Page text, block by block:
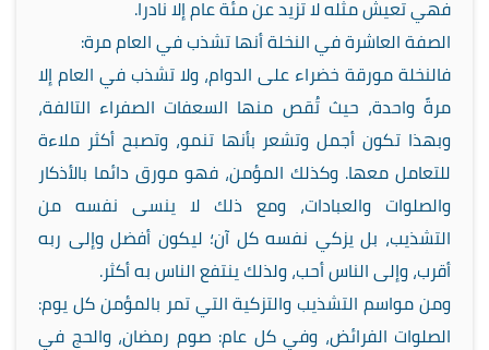
فهي تعيش مثله لا تزيد عن مئة عام إلا نادرا.
الصفة العاشرة في النخلة أنها تشذب في العام مرة:
فالنخلة مورقة خضراء على الدوام، ولا تشذب في العام إلا
مرةً واحدة، حيث تُقص منها السعفات الصفراء التالفة،
وبهذا تكون أجمل وتشعر بأنها تنمو، وتصبح أكثر ملاءة
للتعامل معها. وكذلك المؤمن، فهو مورق دائما بالأذكار
والصلوات والعبادات، ومع ذلك لا ينسى نفسه من
التشذيب، بل يزكي نفسه كل آن؛ ليكون أفضل وإلى ربه
أقرب، وإلى الناس أحب، ولذلك ينتفع الناس به أكثر.
ومن مواسم التشذيب والتزكية التي تمر بالمؤمن كل يوم:
الصلوات الفرائض، وفي كل عام: صوم رمضان، والحج في